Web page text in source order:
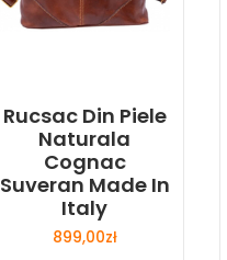
Rucsac Din Piele
Naturala
Cognac
Suveran Made In
Italy
899,00zł